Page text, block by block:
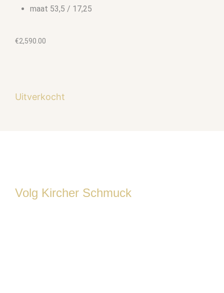
maat 53,5 / 17,25
€2,590.00
Uitverkocht
Volg Kircher Schmuck